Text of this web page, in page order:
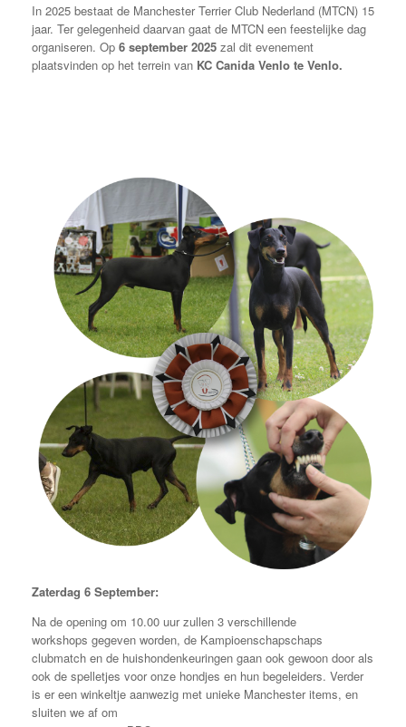
In 2025 bestaat de Manchester Terrier Club Nederland (MTCN) 15
jaar. Ter gelegenheid daarvan gaat de MTCN een feestelijke dag
organiseren. Op 6 september 2025 zal dit evenement
plaatsvinden op het terrein van KC Canida Venlo te Venlo.
Zaterdag 6 September:
Na de opening om 10.00 uur zullen 3 verschillende
workshops gegeven worden, de Kampioenschapschaps
clubmatch en de huishondenkeuringen gaan ook gewoon door als
ook de spelletjes voor onze hondjes en hun begeleiders. Verder
is er een winkeltje aanwezig met unieke Manchester items, en
sluiten we af om